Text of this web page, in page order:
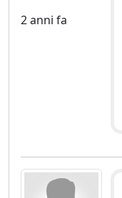
2 anni fa